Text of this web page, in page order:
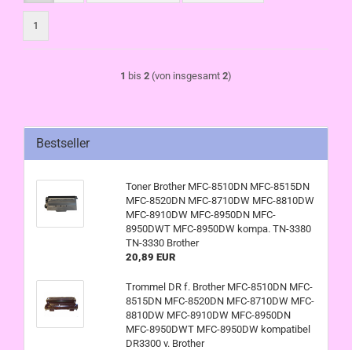
1
1 bis 2 (von insgesamt 2)
Bestseller
Toner Brother MFC-8510DN MFC-8515DN
MFC-8520DN MFC-8710DW MFC-8810DW
MFC-8910DW MFC-8950DN MFC-
8950DWT MFC-8950DW kompa. TN-3380
TN-3330 Brother
20,89 EUR
Trommel DR f. Brother MFC-8510DN MFC-
8515DN MFC-8520DN MFC-8710DW MFC-
8810DW MFC-8910DW MFC-8950DN
MFC-8950DWT MFC-8950DW kompatibel
DR3300 v. Brother